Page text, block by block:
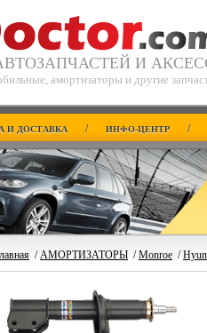
И
амортизаторы и другие
И ДОСТАВКА / ИНФО-ЦЕНТР /
/АМОРТИЗАТОРЫ /Monroe /